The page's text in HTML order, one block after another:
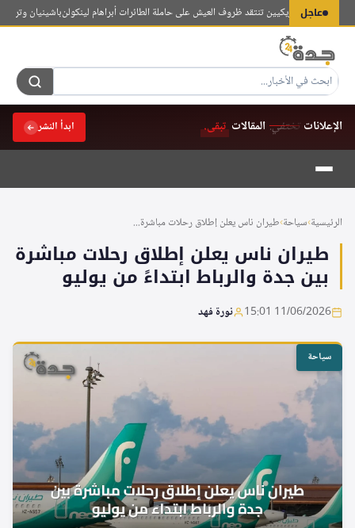
عاجل
بحارة أمريكيين تنتقد ظروف العيش على حاملة الطائرات أبراهام لينكولنباشينيان وترامب
الإعلانات تختفي.المقالات تبقى. ابدأ النشر
التجاوز
المحتوى
الرئيسية›سياحة›طيران ناس يعلن إطلاق رحلات مباشرة...
طيران ناس يعلن إطلاق رحلات مباشرة
بين جدة والرباط ابتداءً من يوليو
11/06/2026 15:01 نورة فهد
سياحة